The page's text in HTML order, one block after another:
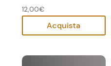
12,00€
Acquista